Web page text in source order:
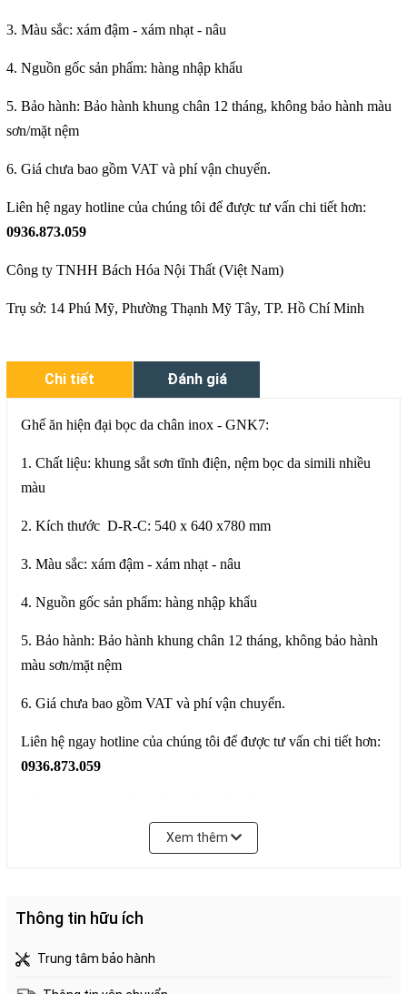
3. Màu sắc: xám đậm - xám nhạt - nâu
4. Nguồn gốc sản phẩm: hàng nhập khẩu
5. Bảo hành: Bảo hành khung chân 12 tháng, không bảo hành màu
sơn/mặt nệm
6. Giá chưa bao gồm VAT và phí vận chuyển.
Liên hệ ngay hotline của chúng tôi để được tư vấn chi tiết hơn:
0936.873.059
Công ty TNHH Bách Hóa Nội Thất (Việt Nam)
Trụ sở: 14 Phú Mỹ, Phường Thạnh Mỹ Tây, TP. Hồ Chí Minh
Chi tiết Đánh giá
Ghế ăn hiện đại bọc da chân inox - GNK7:
1. Chất liệu: khung sắt sơn tĩnh điện, nệm bọc da simili nhiều
màu
2. Kích thước D-R-C: 540 x 640 x780 mm
3. Màu sắc: xám đậm - xám nhạt - nâu
4. Nguồn gốc sản phẩm: hàng nhập khẩu
5. Bảo hành: Bảo hành khung chân 12 tháng, không bảo hành
màu sơn/mặt nệm
6. Giá chưa bao gồm VAT và phí vận chuyển.
Liên hệ ngay hotline của chúng tôi để được tư vấn chi tiết hơn:
0936.873.059
Trụ sở: 14 Phú Mỹ, Phường Thạnh Mỹ Tây, TP. Hồ Chí Minh
Xem thêm
Thông tin hữu ích
Trung tâm bảo hành